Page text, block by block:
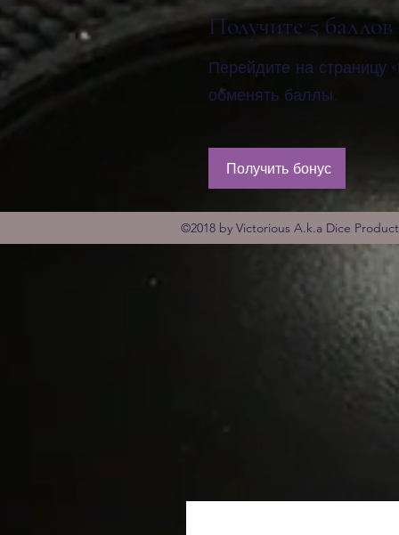
Получите 5 баллов
Перейдите на страницу
обменять баллы.
Получить бонус
©2018 by Victorious A.k.a Dice